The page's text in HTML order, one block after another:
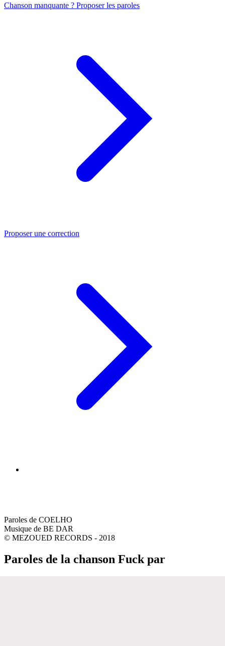
Chanson manquante ? Proposer les paroles
Proposer une correction
Paroles de COELHO
Musique de BE DAR
© MEZOUED RECORDS - 2018
Paroles de la chanson Fuck par